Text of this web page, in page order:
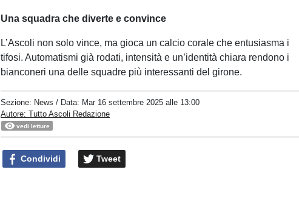
Una squadra che diverte e convince
L’Ascoli non solo vince, ma gioca un calcio corale che entusiasma i
tifosi. Automatismi già rodati, intensità e un’identità chiara rendono i
bianconeri una delle squadre più interessanti del girone.
Sezione: News / Data: Mar 16 settembre 2025 alle 13:00
Autore: Tutto Ascoli Redazione
vedi letture
Condividi Tweet